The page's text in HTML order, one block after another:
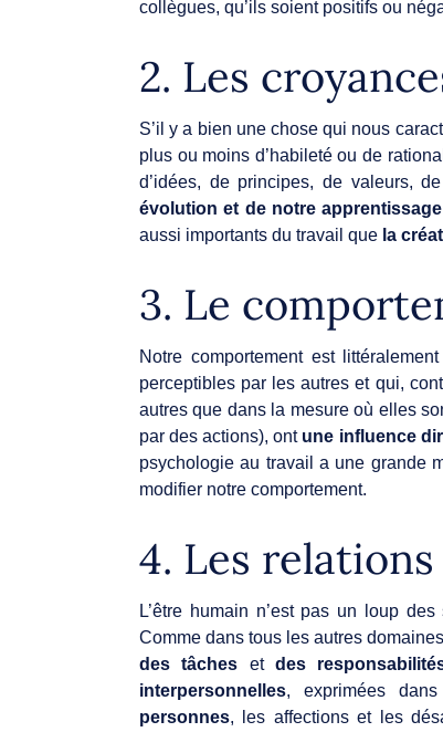
collègues, qu’ils soient positifs ou
2. Les
S’il y a bien une chose qui nous
plus ou moins d’habileté ou de
d’idées, de principes, de valeurs,
évolution et de notre apprentissage
aussi importants du travail que la
3. Le
Notre comportement est
perceptibles par les autres et qui,
autres que dans la mesure où elles
par des actions), ont une influence
psychologie au travail a une grande
modifier notre comportement.
4. Les relations
L’être humain n’est pas un loup
Comme dans tous les autres
des tâches etdes
interpersonnelles, exprimées
personnes, les affections et les